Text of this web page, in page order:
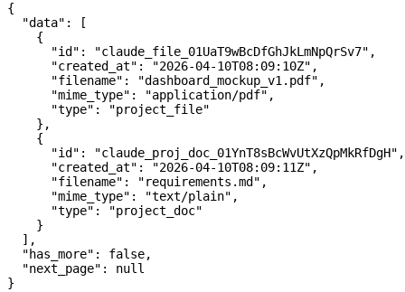
{
  "data"
: [
    {
      "id"
: "claude_file_01UaT9wBcDfGhJkLmNpQrSv7" ,
      "created_at"
: "2026-04-10T08:09:10Z" ,
      "filename"
: "dashboard_mockup_v1.pdf" ,
      "mime_type"
: "application/pdf" ,
      "type"
:
"project_file"
    },
    {
      "id"
: "claude_proj_doc_01YnT8sBcWvUtXzQpMkRfDgH" ,
      "created_at"
: "2026-04-10T08:09:11Z" ,
      "filename"
: "requirements.md" ,
      "mime_type"
: "text/plain" ,
      "type"
:
"project_doc"
    }
  ],
  "has_more"
: false,
  "next_page"
: null
}